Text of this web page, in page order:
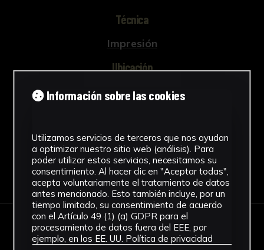
Técnica
Impresión
Ubicación
CICUS. Edificio Madre de Dios
Descargar Ficha
IMÁGENES
Información sobre las cookies
Utilizamos servicios de terceros que nos ayudan
a optimizar nuestro sitio web (análisis). Para
poder utilizar estos servicios, necesitamos su
consentimiento. Al hacer clic en "Aceptar todas",
acepta voluntariamente el tratamiento de datos
antes mencionado. Esto también incluye, por un
tiempo limitado, su consentimiento de acuerdo
con el Artículo 49 (1) (a) GDPR para el
procesamiento de datos fuera del EEE, por
ejemplo, en los EE. UU. Política de privacidad